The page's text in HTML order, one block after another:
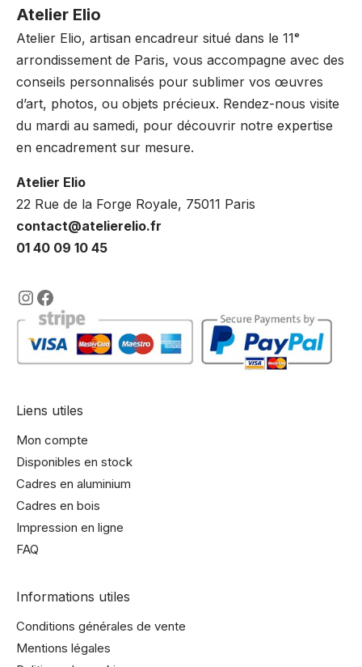
Atelier Elio
Atelier Elio, artisan encadreur situé dans le 11ᵉ
arrondissement de Paris, vous accompagne avec des
conseils personnalisés pour sublimer vos œuvres
d’art, photos, ou objets précieux. Rendez-nous visite
du mardi au samedi, pour découvrir notre expertise
en encadrement sur mesure.
Atelier Elio
22 Rue de la Forge Royale, 75011 Paris
contact@atelierelio.fr
01 40 09 10 45
https://www.instagram.com/
https://www.facebook.com/
Liens utiles
Mon compte
Disponibles en stock
Cadres en aluminium
Cadres en bois
Impression en ligne
FAQ
Informations utiles
Conditions générales de vente
Mentions légales